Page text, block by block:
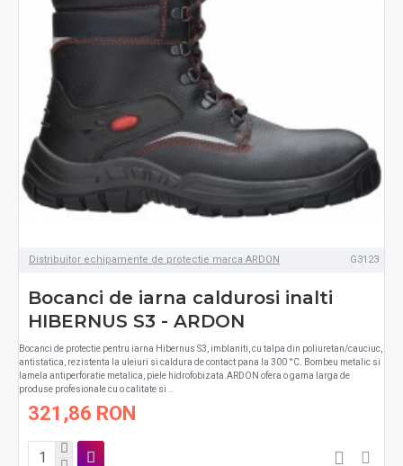
Distribuitor echipamente de protectie marca ARDON G3123
Bocanci de iarna caldurosi inalti
HIBERNUS S3 - ARDON
Bocanci de protectie pentru iarna Hibernus S3, imblaniti, cu talpa din poliuretan/cauciuc,
antistatica, rezistenta la uleiuri si caldura de contact pana la 300 °C. Bombeu metalic si
lamela antiperforatie metalica, piele hidrofobizata.ARDON ofera o gama larga de
produse profesionale cu o calitate si ..
321,86 RON